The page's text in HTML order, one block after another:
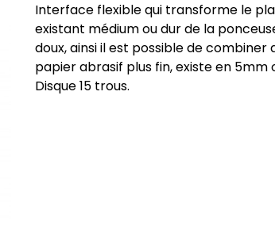
Interface flexible qui transforme le
existant médium ou dur de la
doux, ainsi il est possible de combiner
papier abrasif plus fin, existe en 5mm
Disque 15 trous.